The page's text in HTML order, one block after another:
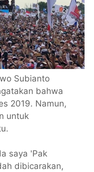
Subianto
bahwa
2019. Namun,
untuk
saya 'Pak
dibicarakan,